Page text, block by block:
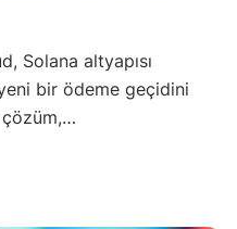
Solana altyapısı
bir ödeme geçidini